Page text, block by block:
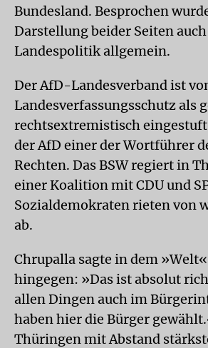
Bundesland. Besprochen
Darstellung beider Seiten
Landespolitik allgemein.
Der AfD-Landesverband ist
Landesverfassungsschutz als
rechtsextremistisch
der AfD einer der Wortführer
Rechten. Das BSW regiert in
einer Koalition mit CDU und
Sozialdemokraten rieten von
ab.
Chrupalla sagte in dem
hingegen: »Das ist absolut
allen Dingen auch im
haben hier die Bürger
Thüringen mit Abstand